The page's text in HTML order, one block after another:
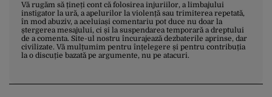
Vă rugăm să țineți cont că folosirea injuriilor, a limbajului
instigator la ură, a apelurilor la violență sau trimiterea repetată,
în mod abuziv, a aceluiași comentariu pot duce nu doar la
ștergerea mesajului, ci și la suspendarea temporară a dreptului
de a comenta. Site-ul nostru încurajează dezbaterile aprinse, dar
civilizate. Vă mulțumim pentru înțelegere și pentru contribuția
la o discuție bazată pe argumente, nu pe atacuri.